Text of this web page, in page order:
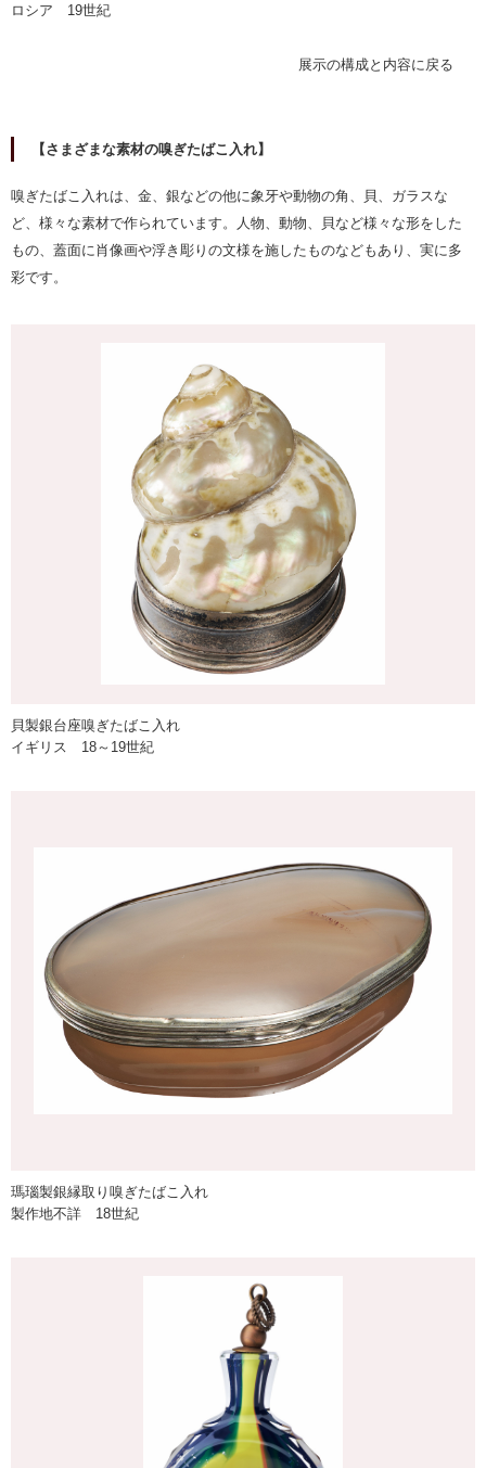
ロシア 19世紀
展示の構成と内容に戻る
【さまざまな素材の嗅ぎたばこ入れ】
嗅ぎたばこ入れは、金、銀などの他に象牙や動物の角、貝、ガラスな
ど、様々な素材で作られています。人物、動物、貝など様々な形をした
もの、蓋面に肖像画や浮き彫りの文様を施したものなどもあり、実に多
彩です。
貝製銀台座嗅ぎたばこ入れ
イギリス 18～19世紀
瑪瑙製銀縁取り嗅ぎたばこ入れ
製作地不詳 18世紀